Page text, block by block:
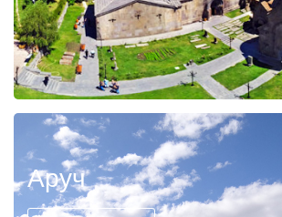
Аруч